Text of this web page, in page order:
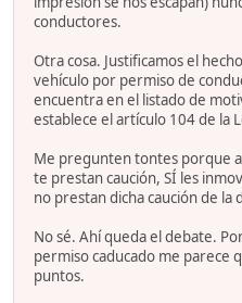
conductores.
Otra cosa. Justificamos el
vehículo por permiso de
encuentra en el listado de
establece el artículo 104 de la
Me pregunten tontes porque
te prestan caución, SÍ les
no prestan dicha caución de la
No sé. Ahí queda el debate.
permiso caducado me parece
puntos.